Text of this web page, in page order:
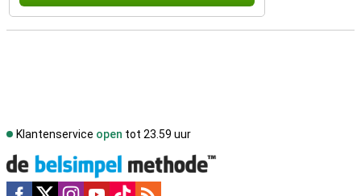
Klantenservice open tot 23.59 uur
Social media